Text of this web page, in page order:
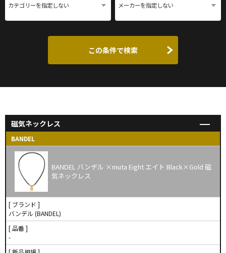
この条件で検索
磁気ネックレス
BANDEL
BANDEL バンデル ×muta Eight エイト Black×Gold 磁
気ネックレス
[ ブランド ]
バンデル (BANDEL)
[ 品番 ]
-